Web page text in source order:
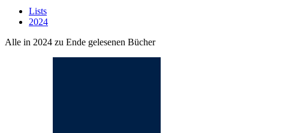
Lists
2024
Alle in 2024 zu Ende gelesenen Bücher